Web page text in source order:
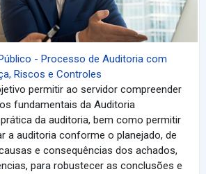
- Processo de Auditoria com
Riscos e Controles
permitir ao servidor compreender
fundamentais da Auditoria
da auditoria, bem como permitir
a auditoria conforme o planejado, de
e consequências dos achados,
para robustecer as conclusões e